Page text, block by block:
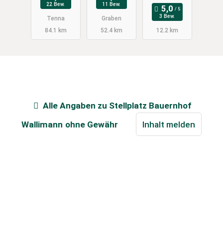
22 Bew.
Tenna
84.1 km
11 Bew.
Graben
52.4 km
3 Bew.
12.2 km
Alle Angaben zu Stellplatz Bauernhof
Wallimann ohne Gewähr Inhalt melden